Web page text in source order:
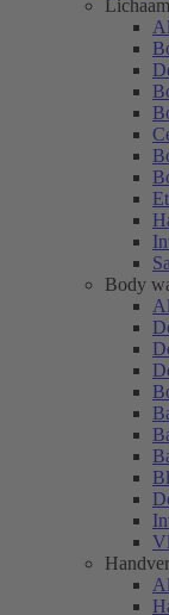
Body